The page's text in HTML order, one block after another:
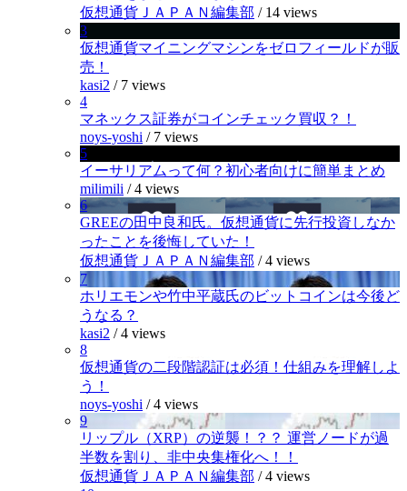
仮想通貨ＪＡＰＡＮ編集部 / 14 views
3
仮想通貨マイニングマシンをゼロフィールドが販
売！
kasi2 / 7 views
4
マネックス証券がコインチェック買収？！
noys-yoshi / 7 views
5
イーサリアムって何？初心者向けに簡単まとめ
milimili /4 views
6
GREEの田中良和氏。仮想通貨に先行投資しなか
ったことを後悔していた！
仮想通貨ＪＡＰＡＮ編集部 /4 views
7
ホリエモンや竹中平蔵氏のビットコインは今後ど
うなる？
kasi2 /4 views
8
仮想通貨の二段階認証は必須！仕組みを理解しよ
う！
noys-yoshi /4 views
9
リップル（XRP）の逆襲！？？ 運営ノードが過
半数を割り、非中央集権化へ！！
仮想通貨ＪＡＰＡＮ編集部 /4 views